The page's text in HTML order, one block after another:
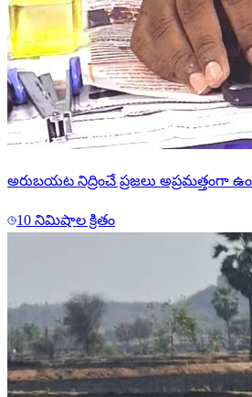
అరుబయట నిద్రించే ప్రజలు అప్రమత్తంగా
10 నిమిషాల క్రితం